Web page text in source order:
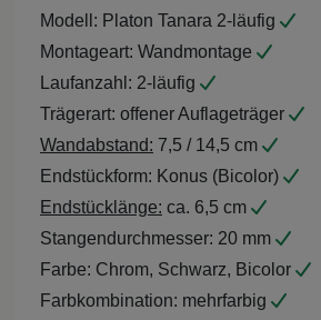
Modell: Platon Tanara 2-läufig
Montageart: Wandmontage
Laufanzahl: 2-läufig
Trägerart: offener Auflageträger
Wandabstand: 7,5 / 14,5 cm
Endstückform: Konus (Bicolor)
Endstücklänge: ca. 6,5 cm
Stangendurchmesser: 20 mm
Farbe: Chrom, Schwarz, Bicolor
Farbkombination: mehrfarbig